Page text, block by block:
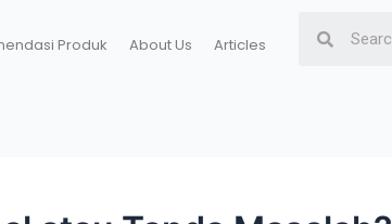
Produk About Us Articles